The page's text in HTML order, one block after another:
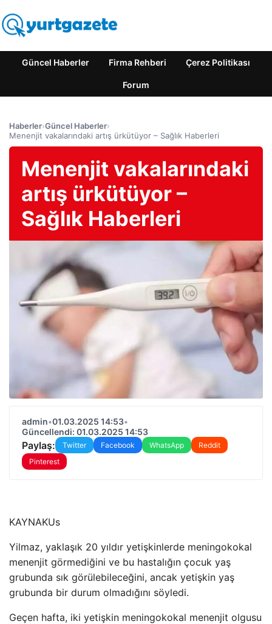
Güncel Haberler Firma Rehberi Çerez Politikası
Forum
Haberler›Güncel Haberler›
Menenjit vakalarındaki artış ürkütüyor – Sağlık Haberleri
Menenjit vakalarındaki
artış ürkütüyor –
Sağlık Haberleri
admin•01.03.2025 14:53•
Güncellendi: 01.03.2025 14:53
Paylaş: Twitter Facebook WhatsApp
Reddit
Pinterest
KAYNAKUs
Yilmaz, yaklaşık 20 yıldır yetişkinlerde meningokokal
menenjit görmediğini ve bu hastalığın çocuk yaş
grubunda sık görülebileceğini, ancak yetişkin yaş
grubunda bir durum olmadığını söyledi.
Geçen hafta, iki yetişkin meningokokal menenjit olgusu